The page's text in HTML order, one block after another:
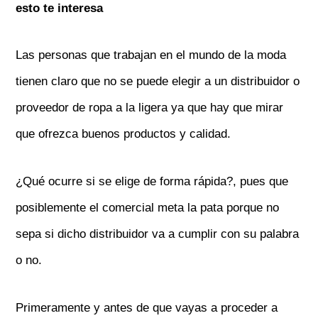
esto te interesa
Las personas que trabajan en el mundo de la moda
tienen claro que no se puede elegir a un distribuidor o
proveedor de ropa a la ligera ya que hay que mirar
que ofrezca buenos productos y calidad.
¿Qué ocurre si se elige de forma rápida?, pues que
posiblemente el comercial meta la pata porque no
sepa si dicho distribuidor va a cumplir con su palabra
o no.
Primeramente y antes de que vayas a proceder a